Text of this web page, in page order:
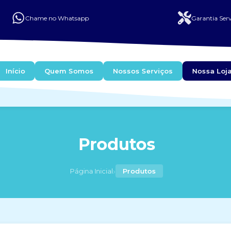
Chame no Whatsapp Garantia
Início Quem Somos Nossos Serviços Nossa
Produtos
Página Inicial› Produtos